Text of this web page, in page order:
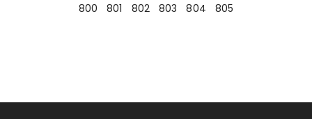
800
801 802 803 804 805